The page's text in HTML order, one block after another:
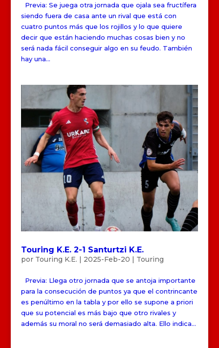
Previa: Se juega otra jornada que ojala sea fructífera
siendo fuera de casa ante un rival que está con
cuatro puntos más que los rojillos y lo que quiere
decir que están haciendo muchas cosas bien y no
será nada fácil conseguir algo en su feudo. También
hay una...
Touring K.E. 2-1 Santurtzi K.E.
por Touring K.E. | 2025-Feb-20 | Touring
Previa: Llega otro jornada que se antoja importante
para la consecución de puntos ya que el contrincante
es penúltimo en la tabla y por ello se supone a priori
que su potencial es más bajo que otro rivales y
además su moral no será demasiado alta. Ello indica...